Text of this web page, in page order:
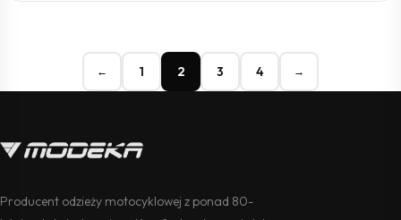
← 1 2 3 4 →
Producent odzieży motocyklowej z ponad 80-